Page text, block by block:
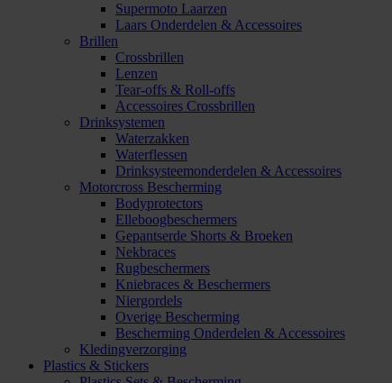
Supermoto Laarzen
Laars Onderdelen & Accessoires
Brillen
Crossbrillen
Lenzen
Tear-offs & Roll-offs
Accessoires Crossbrillen
Drinksystemen
Waterzakken
Waterflessen
Drinksysteemonderdelen & Accessoires
Motorcross Bescherming
Bodyprotectors
Elleboogbeschermers
Gepantserde Shorts & Broeken
Nekbraces
Rugbeschermers
Kniebraces & Beschermers
Niergordels
Overige Bescherming
Bescherming Onderdelen & Accessoires
Kledingverzorging
Plastics & Stickers